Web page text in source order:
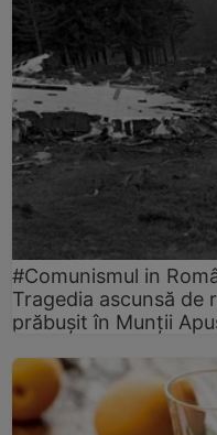
#Comunismul in
Tragedia ascunsă de
prăbușit în Munții